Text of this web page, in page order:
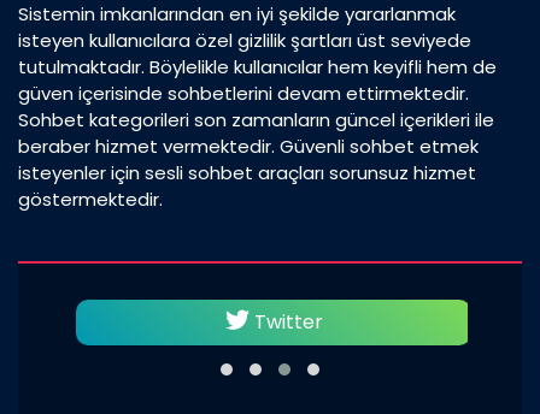
Sistemin imkanlarından en iyi şekilde yararlanmak
isteyen kullanıcılara özel gizlilik şartları üst seviyede
tutulmaktadır. Böylelikle kullanıcılar hem keyifli hem de
güven içerisinde sohbetlerini devam ettirmektedir.
Sohbet kategorileri son zamanların güncel içerikleri ile
beraber hizmet vermektedir. Güvenli sohbet etmek
isteyenler için sesli sohbet araçları sorunsuz hizmet
göstermektedir.
Twitter